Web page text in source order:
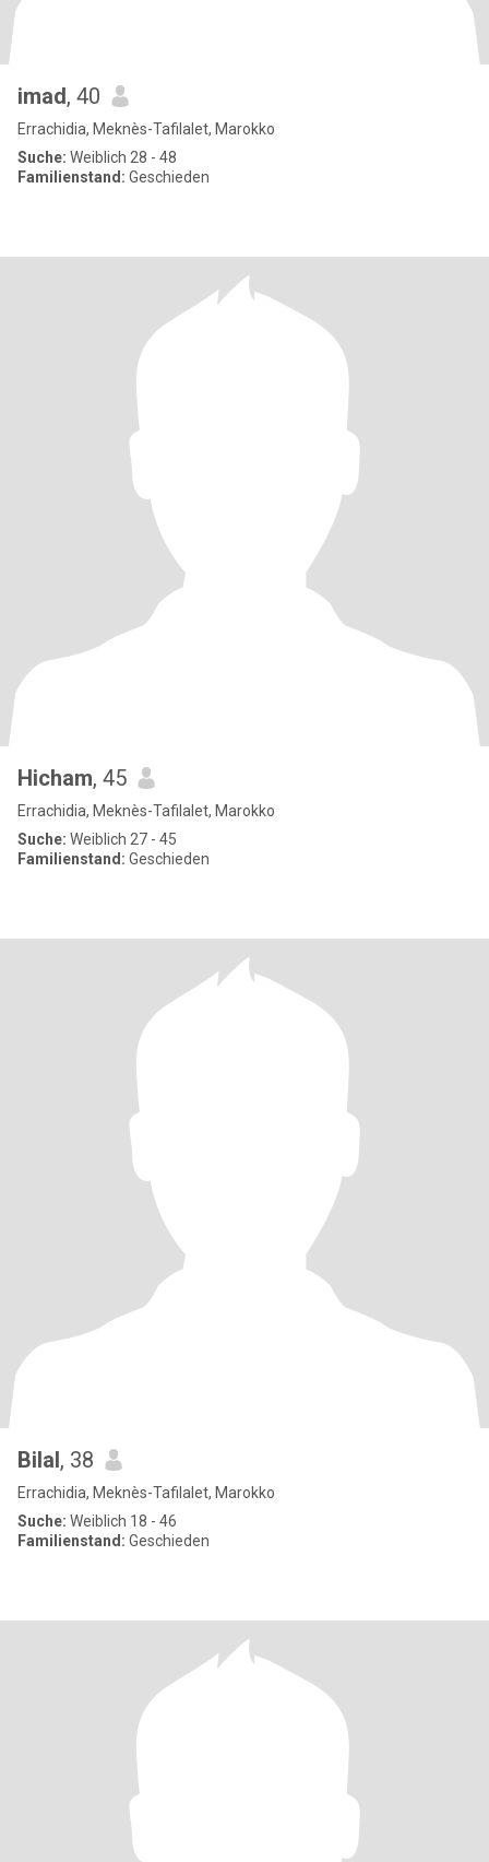
imad, 40
Errachidia, Meknès-Tafilalet, Marokko
Suche: Weiblich 28 - 48
Familienstand: Geschieden
Hicham, 45
Errachidia, Meknès-Tafilalet, Marokko
Suche: Weiblich 27 - 45
Familienstand: Geschieden
Bilal, 38
Errachidia, Meknès-Tafilalet, Marokko
Suche: Weiblich 18 - 46
Familienstand: Geschieden